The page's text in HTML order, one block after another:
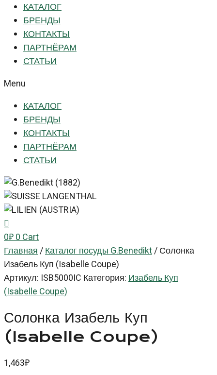
КАТАЛОГ
БРЕНДЫ
КОНТАКТЫ
ПАРТНЁРАМ
СТАТЬИ
Menu
КАТАЛОГ
БРЕНДЫ
КОНТАКТЫ
ПАРТНЁРАМ
СТАТЬИ
0₽0Cart
Главная/Каталог посуды G.Benedikt/Солонка
Изабель Куп (Isabelle Coupe)
Артикул: ISB5000IC Категория:Изабель Куп
(Isabelle Coupe)
Солонка Изабель Куп
(Isabelle Coupe)
1,463₽